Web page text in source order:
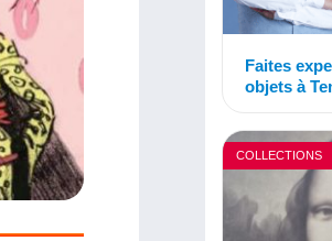
Faites
objets à
COLLECTIONS